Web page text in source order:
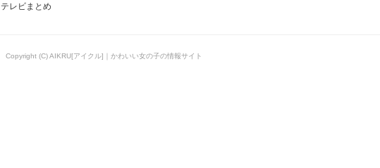
テレビまとめ
Copyright (C) AIKRU[アイクル]｜かわいい女の子の情報サイト